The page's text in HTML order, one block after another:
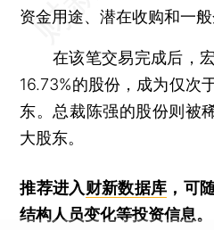
资金用途、潜在收购和一般
在该笔交易完成后，宏
16.73%的股份，成为仅次
东。总裁陈强的股份则被
大股东。
推荐进入财新数据库 ，可
结构人员变化等投资信息。